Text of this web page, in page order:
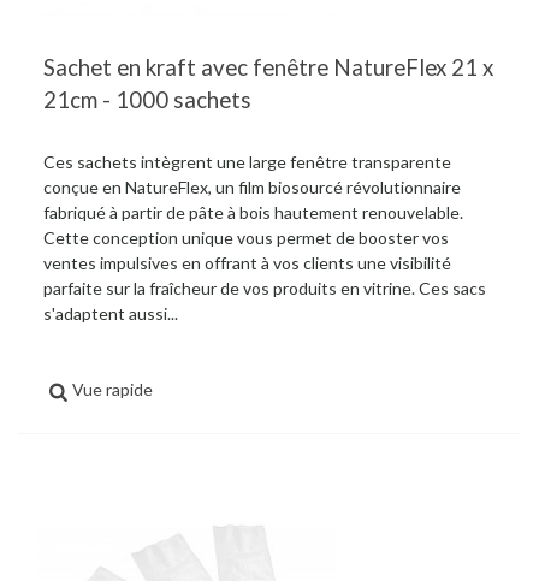
Sachet en kraft avec fenêtre NatureFlex 21 x
21cm - 1000 sachets
Ces sachets intègrent une large fenêtre transparente
conçue en NatureFlex, un film biosourcé révolutionnaire
fabriqué à partir de pâte à bois hautement renouvelable.
Cette conception unique vous permet de booster vos
ventes impulsives en offrant à vos clients une visibilité
parfaite sur la fraîcheur de vos produits en vitrine. Ces sacs
s'adaptent aussi...
Vue rapide